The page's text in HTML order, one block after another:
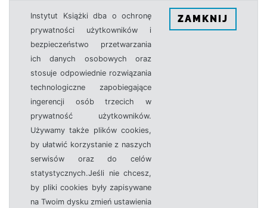
Instytut Książki dba o ochronę
prywatności użytkowników i
bezpieczeństwo przetwarzania
ich danych osobowych oraz
stosuje odpowiednie rozwiązania
technologiczne zapobiegające
ingerencji osób trzecich w
prywatność użytkowników.
Używamy także plików cookies,
by ułatwić korzystanie z naszych
serwisów oraz do celów
statystycznych.Jeśli nie chcesz,
by pliki cookies były zapisywane
na Twoim dysku zmień ustawienia
ZAMKNIJ